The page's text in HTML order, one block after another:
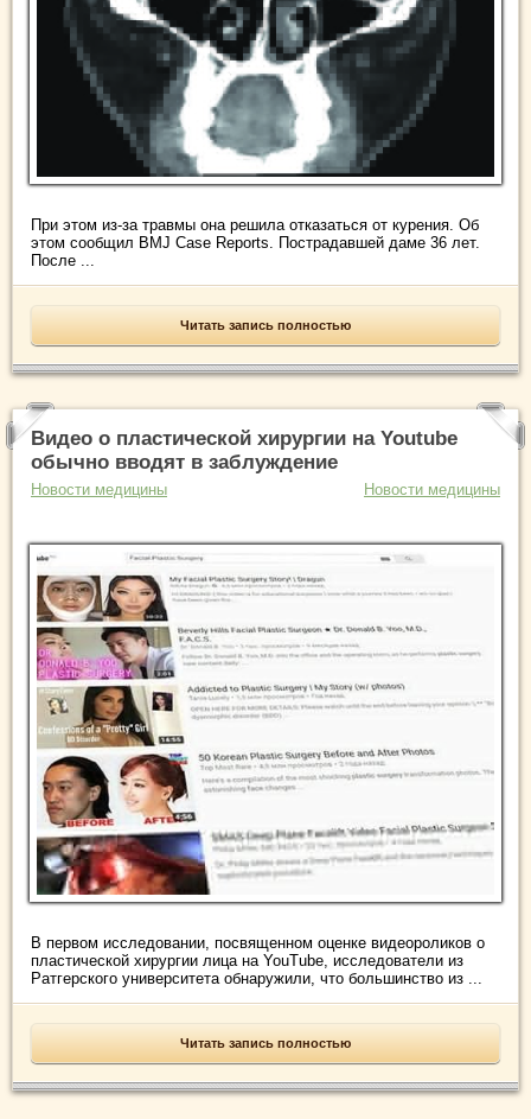
При этом из-за травмы она решила отказаться от курения. Об
этом сообщил BMJ Case Reports. Пострадавшей даме 36 лет.
После ...
Читать запись полностью
Видео о пластической хирургии на Youtube
обычно вводят в заблуждение
Новости медицины Новости медицины
В первом исследовании, посвященном оценке видеороликов о
пластической хирургии лица на YouTube, исследователи из
Ратгерского университета обнаружили, что большинство из ...
Читать запись полностью